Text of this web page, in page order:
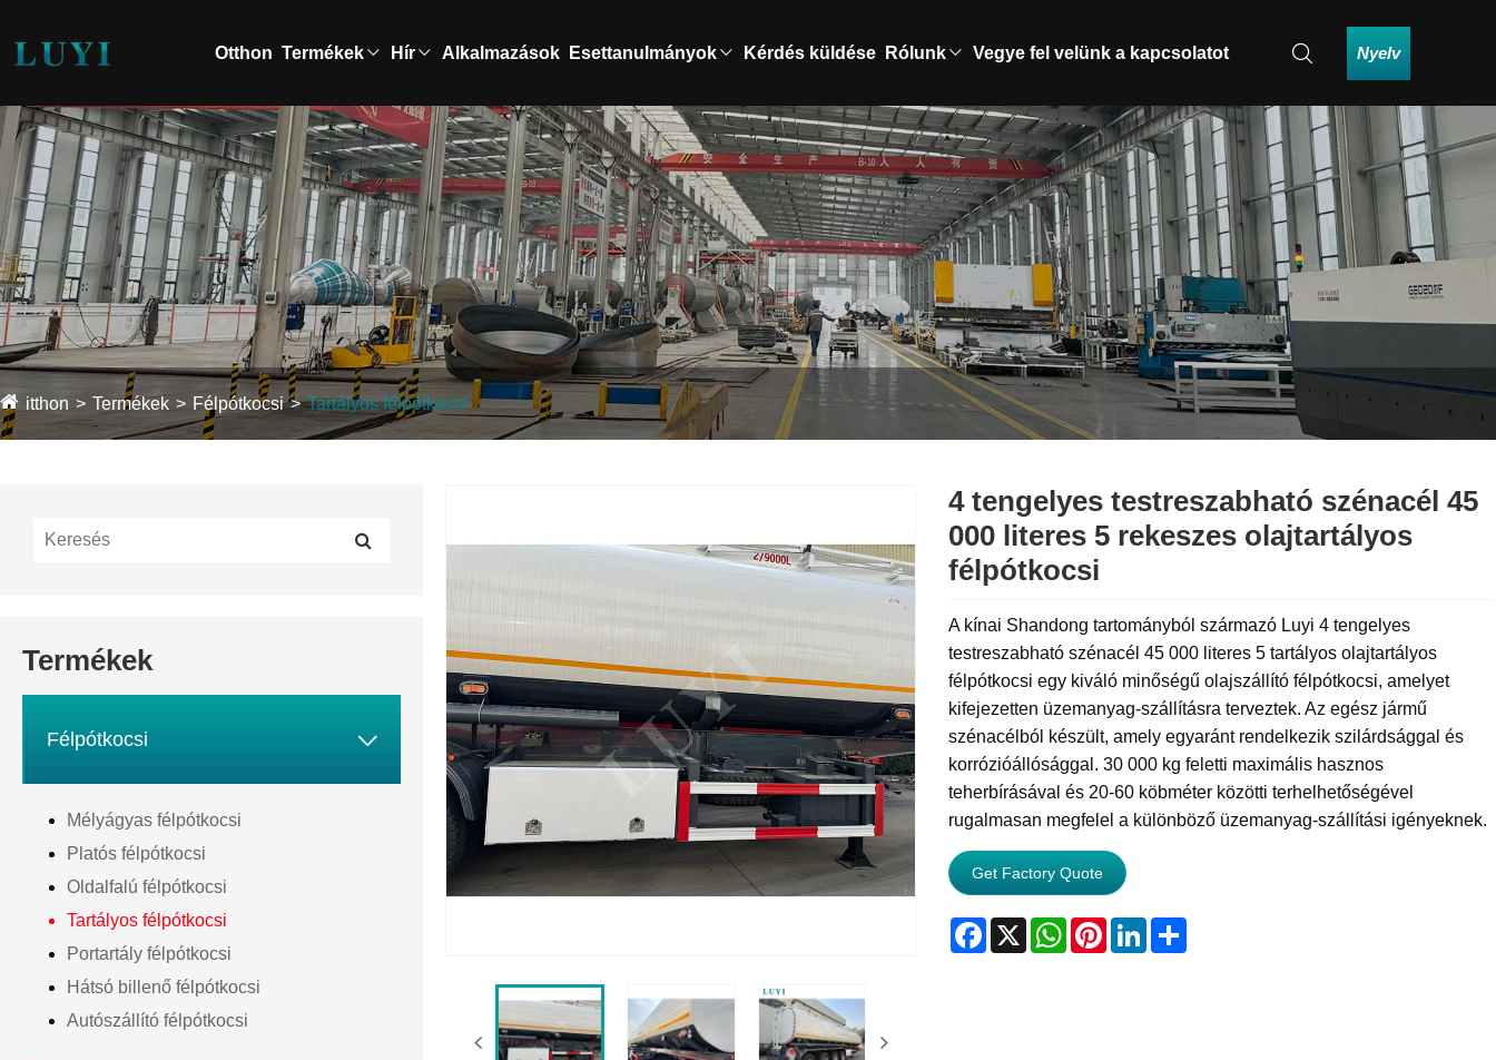
Otthon Termékek Hír Alkalmazások Esettanulmányok Kérdés küldése Rólunk Vegye fel velünk a kapcsolatot Nyelv
itthon Termékek Félpótkocsi Tartályos félpótkocsi
Termékek
Félpótkocsi 
Mélyágyas félpótkocsi
Platós félpótkocsi
Oldalfalú félpótkocsi
Tartályos félpótkocsi
Portartály félpótkocsi
Hátsó billenő félpótkocsi
Autószállító félpótkocsi
4 tengelyes testreszabható szénacél 45
000 literes 5 rekeszes olajtartályos
félpótkocsi
A kínai Shandong tartományból származó Luyi 4 tengelyes
testreszabható szénacél 45 000 literes 5 tartályos olajtartályos
félpótkocsi egy kiváló minőségű olajszállító félpótkocsi, amelyet
kifejezetten üzemanyag-szállításra terveztek. Az egész jármű
szénacélból készült, amely egyaránt rendelkezik szilárdsággal és
korrózióállósággal. 30 000 kg feletti maximális hasznos
teherbírásával és 20-60 köbméter közötti terhelhetőségével
rugalmasan megfelel a különböző üzemanyag-szállítási igényeknek.
Get Factory Quote
Facebook
X WhatsApp
PinterestLinkedInShare